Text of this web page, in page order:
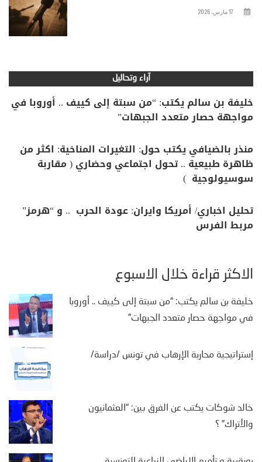
17 مارس، 2026
آراء وتحاليل
خليفة بن سالم يكتب: “من سبتة إلى كييف .. أوروبا في
مواجهة حصار متعدد الجبهات”
منذر بالضيافي يكتب حول: التغيرات المناخية: اكثر من
ظاهرة طبيعية .. تحول اجتماعي وحضاري ( مقاربة
سوسيولوجية )
تحليل اخباري/ أمريكا وايران: عودة الحرب .. و “هرمز”
مربط الفرس
الأكثر قراءة خلال الأسبوع
خليفة بن سالم يكتب: “من سبتة إلى كييف .. أوروبا
في مواجهة حصار متعدد الجبهات”
إستراتيجية محاربة الإرهاب في تونس /دراسة/
خالد شوكات يكتب عن الفرق بين: “العثمانيون
والأتراك” ؟